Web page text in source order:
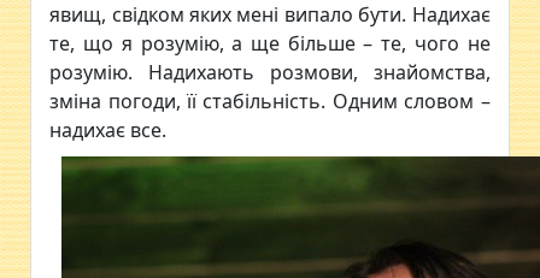
явищ, свідком яких мені випало бути. Надихає
те, що я розумію, а ще більше – те, чого не
розумію. Надихають розмови, знайомства,
зміна погоди, її стабільність. Одним словом –
надихає все.